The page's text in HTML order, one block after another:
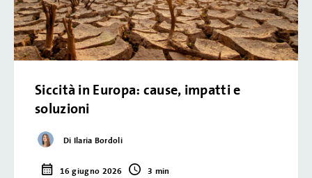
Siccità in Europa: cause, impatti e
soluzioni
Di Ilaria Bordoli
16 giugno 2026 3 min